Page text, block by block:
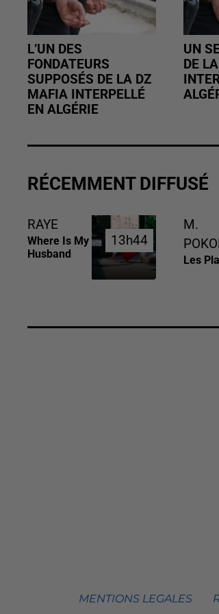
L’UN DES
FONDATEURS
SUPPOSÉS DE LA DZ
MAFIA INTERPELLÉ
EN ALGÉRIE
UN
DE
RÉCEMMENT DIFFUSÉ
RAYE
Where Is My
Husband
13h44
13h44
M.
Les
MENTIONS LEGALES